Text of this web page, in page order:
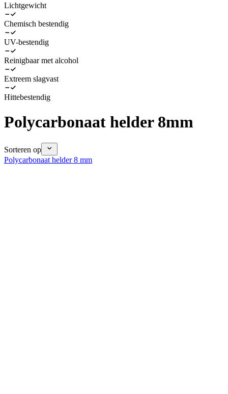
Lichtgewicht
Chemisch bestendig
UV-bestendig
Reinigbaar met alcohol
Extreem slagvast
Hittebestendig
Polycarbonaat helder 8mm
Sorteren op
Polycarbonaat helder 8 mm